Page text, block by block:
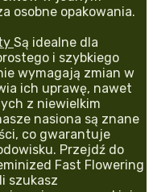
osobne opakowania.
Są idealne dla
i szybkiego
wymagają zmian w
ich uprawę, nawet
z niewielkim
nasiona są znane
co gwarantuje
Przejdź do
Fast Flowering
szukasz